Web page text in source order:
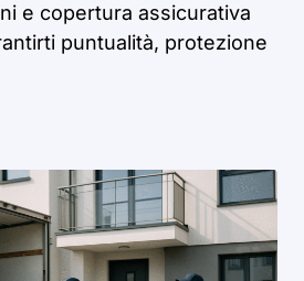
e copertura assicurativa
puntualità, protezione